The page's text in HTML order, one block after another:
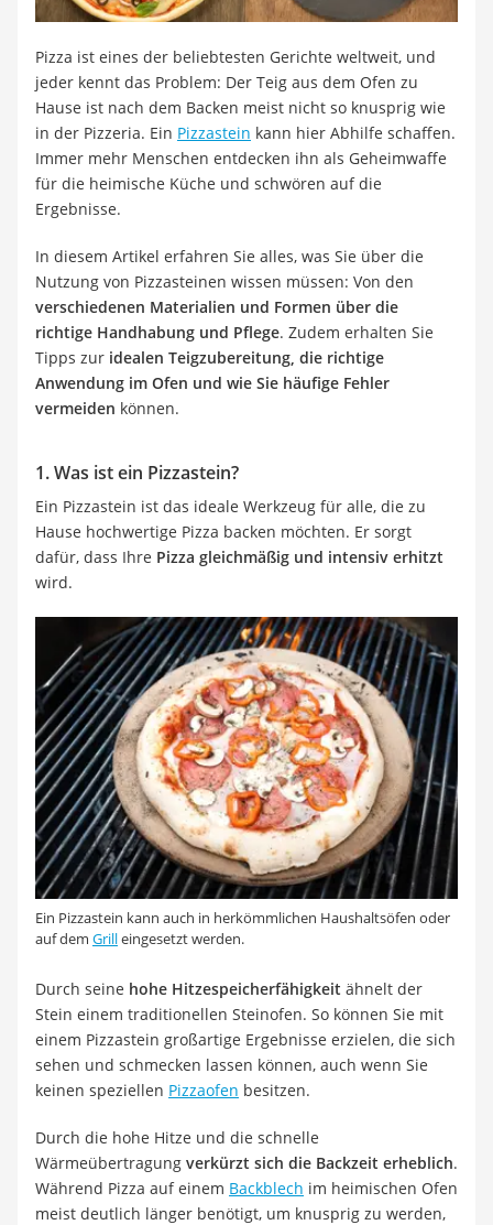
Pizza ist eines der beliebtesten Gerichte weltweit, und
jeder kennt das Problem: Der Teig aus dem Ofen zu
Hause ist nach dem Backen meist nicht so knusprig wie
in der Pizzeria. Ein Pizzastein kann hier Abhilfe schaffen.
Immer mehr Menschen entdecken ihn als Geheimwaffe
für die heimische Küche und schwören auf die
Ergebnisse.
In diesem Artikel erfahren Sie alles, was Sie über die
Nutzung von Pizzasteinen wissen müssen: Von den
verschiedenen Materialien und Formen über die
richtige Handhabung und Pflege. Zudem erhalten Sie
Tipps zur idealen Teigzubereitung, die richtige
Anwendung im Ofen und wie Sie häufige Fehler
vermeiden können.
1. Was ist ein Pizzastein?
Ein Pizzastein ist das ideale Werkzeug für alle, die zu
Hause hochwertige Pizza backen möchten. Er sorgt
dafür, dass Ihre Pizza gleichmäßig und intensiv erhitzt
wird.
Ein Pizzastein kann auch in herkömmlichen Haushaltsöfen oder
auf dem Grilleingesetzt werden.
Durch seine hohe Hitzespeicherfähigkeit ähnelt der
Stein einem traditionellen Steinofen. So können Sie mit
einem Pizzastein großartige Ergebnisse erzielen, die sich
sehen und schmecken lassen können, auch wenn Sie
keinen speziellen Pizzaofen besitzen.
Durch die hohe Hitze und die schnelle
Wärmeübertragung verkürzt sich die Backzeit erheblich.
Während Pizza auf einem Backblech im heimischen Ofen
meist deutlich länger benötigt, um knusprig zu werden,